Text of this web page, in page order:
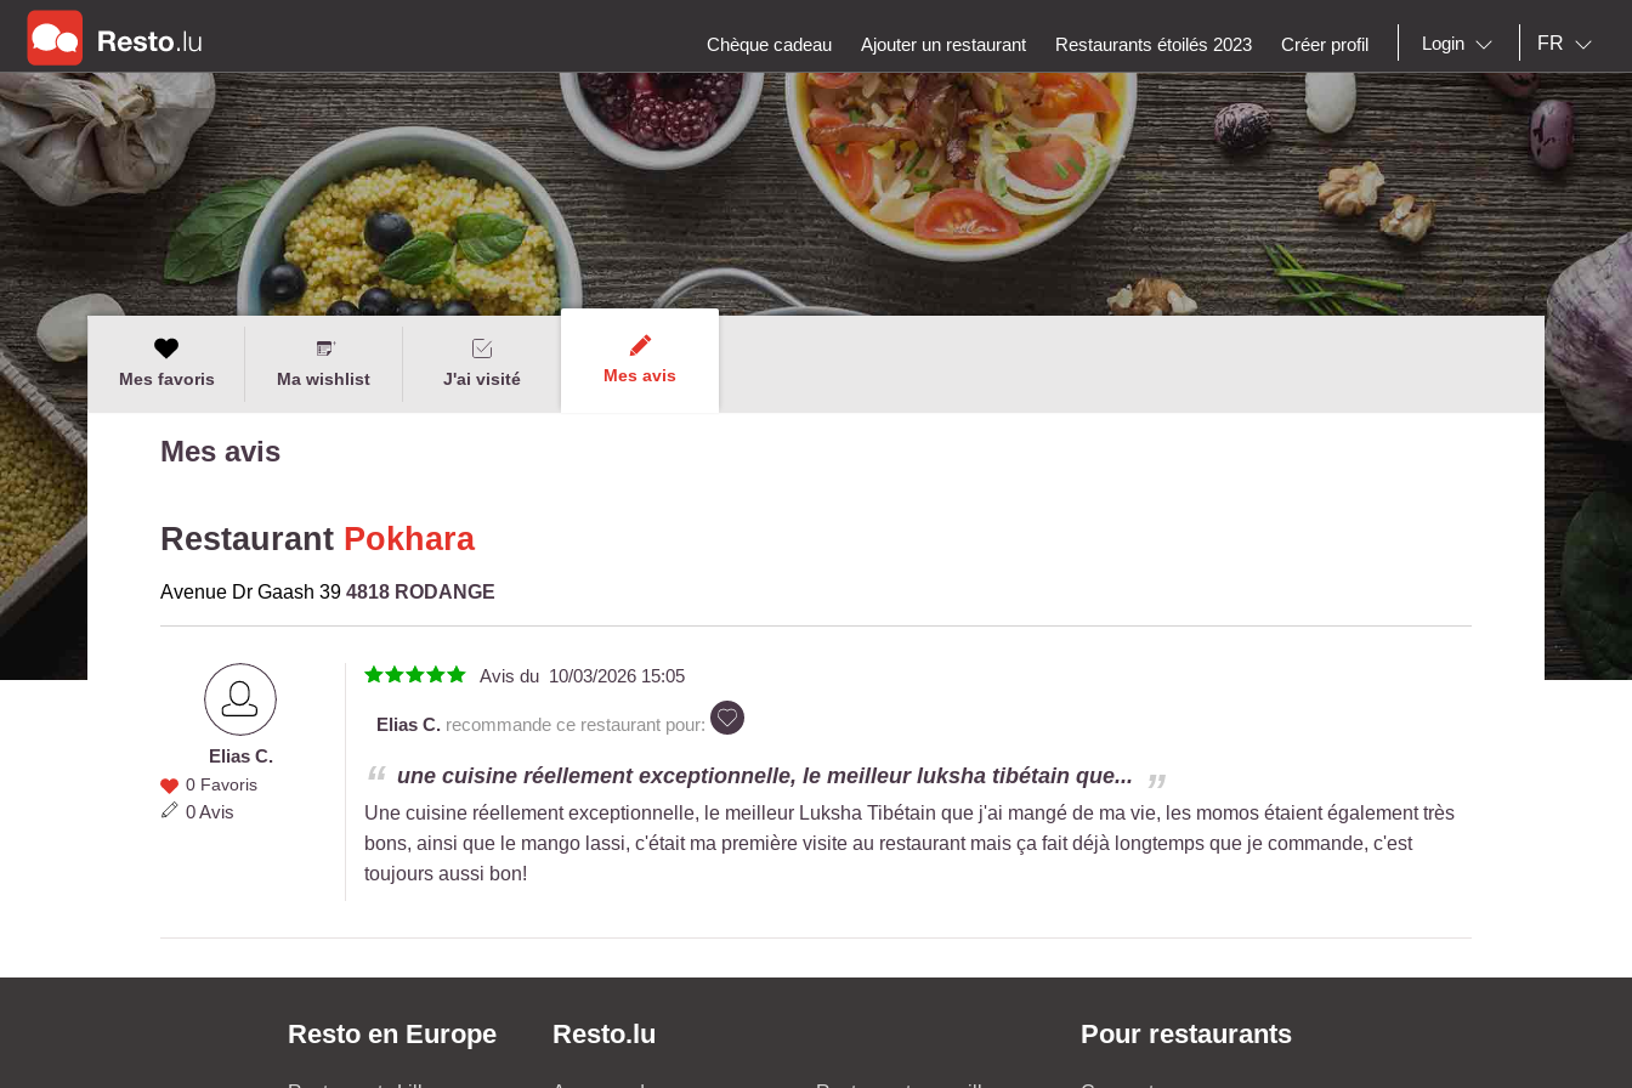
Chèque cadeau Ajouter un restaurant Restaurants étoilés 2023 Créer profil Login FR
Mes favoris Ma wishlist J'ai visité Mes avis
Mes avis
Restaurant Pokhara
Avenue Dr Gaash 39 4818 RODANGE
Elias C.
Elias C.
0 Favoris
0 Avis
Avis du 10/03/2026 15:05
Elias C. recommande ce restaurant pour:
une cuisine réellement exceptionnelle, le meilleur luksha tibétain que...
Une cuisine réellement exceptionnelle, le meilleur Luksha Tibétain que j'ai mangé de ma vie, les momos étaient également très
bons, ainsi que le mango lassi, c'était ma première visite au restaurant mais ça fait déjà longtemps que je commande, c'est
toujours aussi bon!
Resto en Europe Resto.lu Pour restaurants